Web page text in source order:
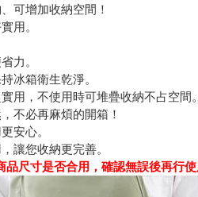
可增加收納空間！
用。
力。
冰箱衛生乾淨。
用，不使用時可堆疊收納不占空間。
不必再麻煩的開箱！
安心。
讓您收納更完善。
尺寸是否合用，確認無誤後再行使